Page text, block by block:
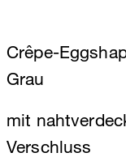
Crêpe-
Grau
mit
Verschluss